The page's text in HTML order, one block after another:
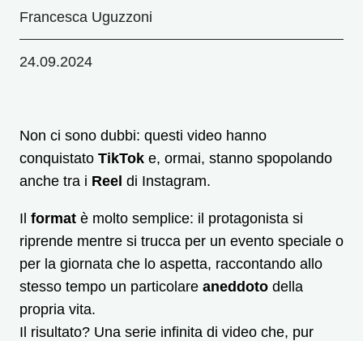
Francesca Uguzzoni
24.09.2024
Non ci sono dubbi: questi video hanno
conquistato TikTok e, ormai, stanno spopolando
anche tra i Reel di Instagram.
Il format è molto semplice: il protagonista si
riprende mentre si trucca per un evento speciale o
per la giornata che lo aspetta, raccontando allo
stesso tempo un particolare aneddoto della
propria vita.
Il risultato? Una serie infinita di video che, pur